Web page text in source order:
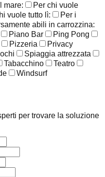
mare:
Per chi vuole
vuole tutto lì:
Per i
abili in carrozzina:
Piano Bar
Ping Pong
Pizzeria
Privacy
Spiaggia attrezzata
Tabacchino
Teatro
Windsurf
per trovare la soluzione